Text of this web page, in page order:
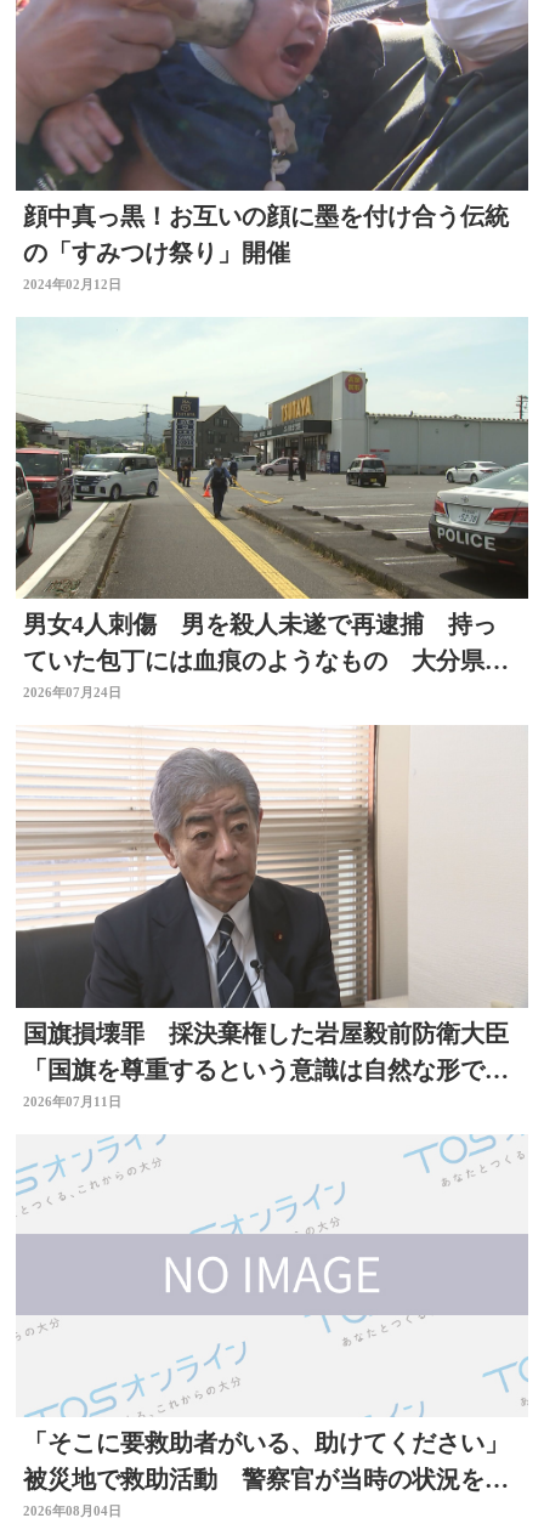
顔中真っ黒！お互いの顔に墨を付け合う伝統
の「すみつけ祭り」開催
2024年02月12日
男女4人刺傷 男を殺人未遂で再逮捕 持っ
ていた包丁には血痕のようなもの 大分県佐
伯市
2026年07月24日
国旗損壊罪 採決棄権した岩屋毅前防衛大臣
「国旗を尊重するという意識は自然な形で育
まれるべきもの」大分
2026年07月11日
「そこに要救助者がいる、助けてください」
被災地で救助活動 警察官が当時の状況を語
る 大分
2026年08月04日